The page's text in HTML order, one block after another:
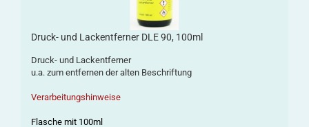
Druck- und Lackentferner DLE 90, 100ml
Druck- und Lackentferner
u.a. zum entfernen der alten Beschriftung
Verarbeitungshinweise
Flasche mit 100ml